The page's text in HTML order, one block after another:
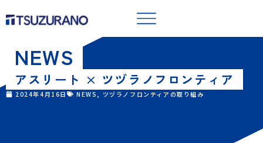
NEWS
アスリート × ツヅラノフロンティア
2024年4月16日 NEWS , ツヅラノフロンティアの取り組み